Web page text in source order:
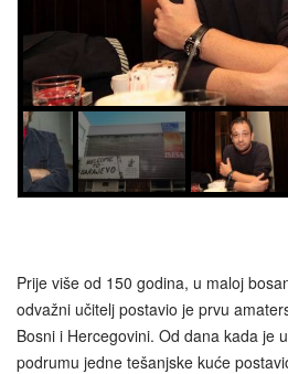
Prije više od 150 godina, u maloj
odvažni učitelj postavio je prvu
Bosni i Hercegovini. Od dana kada je
podrumu jedne tešanjske kuće